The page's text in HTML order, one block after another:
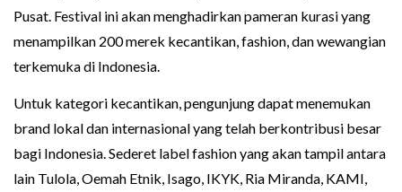
Pusat. Festival ini akan menghadirkan pameran kurasi yang
menampilkan 200 merek kecantikan, fashion, dan wewangian
terkemuka di Indonesia.
Untuk kategori kecantikan, pengunjung dapat menemukan
brand lokal dan internasional yang telah berkontribusi besar
bagi Indonesia. Sederet label fashion yang akan tampil antara
lain Tulola, Oemah Etnik, Isago, IKYK, Ria Miranda, KAMI,